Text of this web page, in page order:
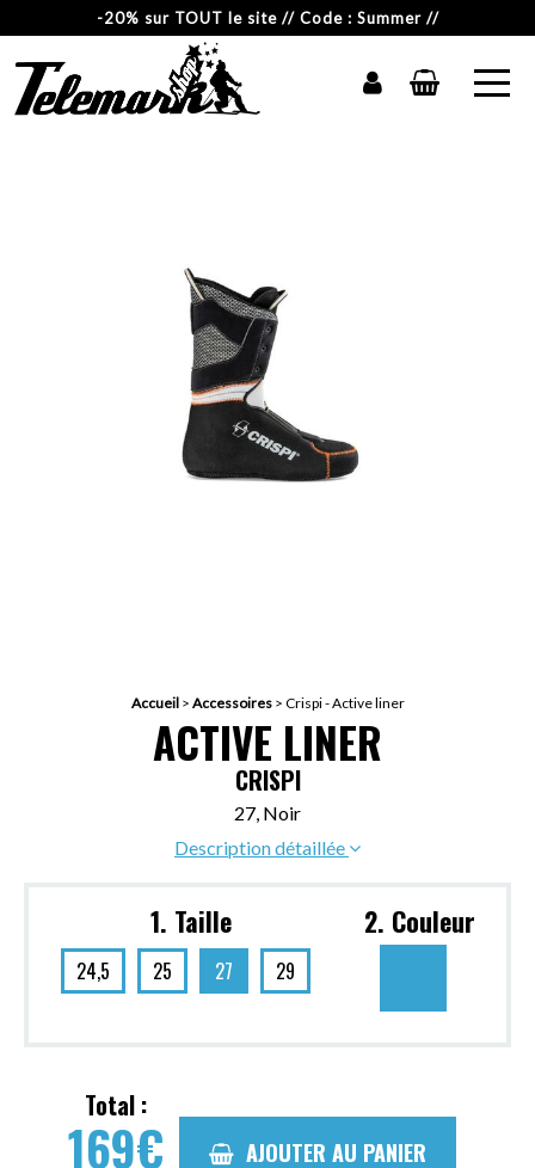
-20% sur TOUT le site // Code : Summer //
Accueil> Accessoires> Crispi - Active liner
ACTIVE LINER
CRISPI
27, Noir
Description détaillée
1. Taille
24,5 25 27 29
2. Couleur
Total :
169€ AJOUTER AU PANIER